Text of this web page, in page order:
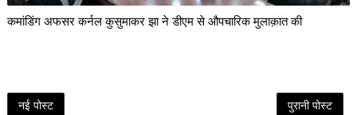
कमांडिंग अफसर कर्नल कुसुमाकर झा ने डीएम से औपचारिक मुलाक़ात की
नई पोस्ट पुरानी पोस्ट